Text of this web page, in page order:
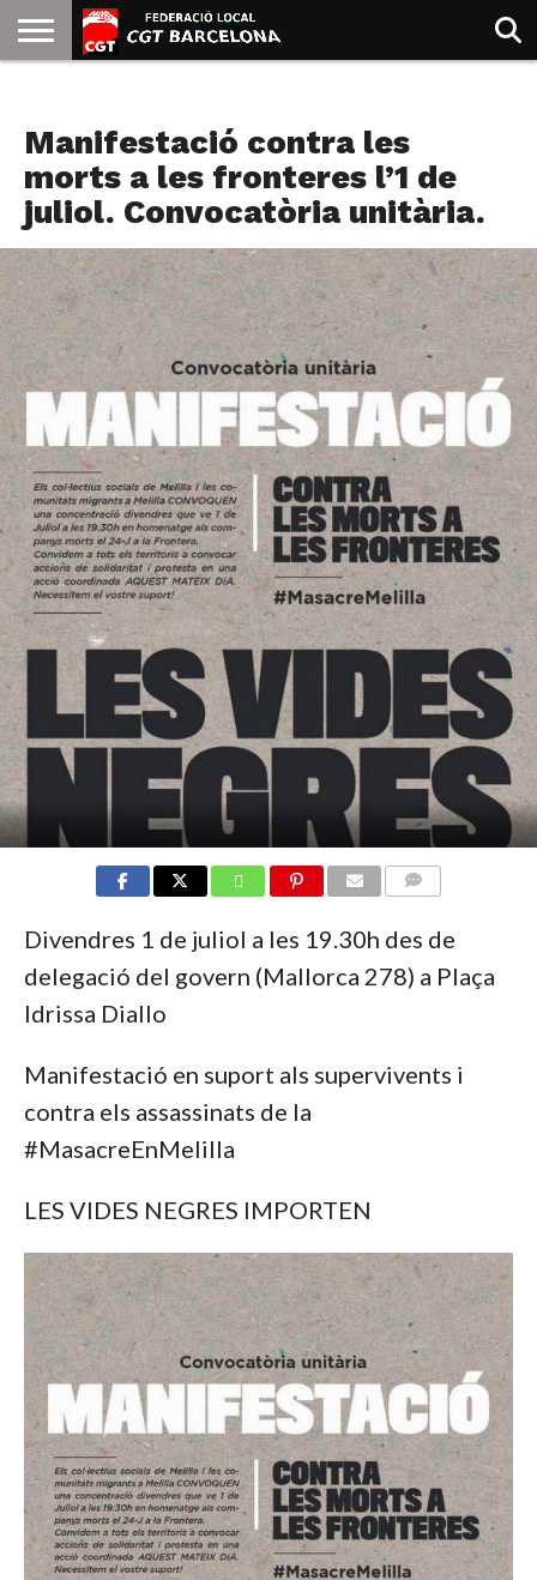
GOLDMAN
Manifestació contra les
morts a les fronteres l’1 de
juliol. Convocatòria unitària.
Divendres 1 de juliol a les 19.30h des de
delegació del govern (Mallorca 278) a Plaça
Idrissa Diallo
Manifestació en suport als supervivents i
contra els assassinats de la
#MasacreEnMelilla
LES VIDES NEGRES IMPORTEN